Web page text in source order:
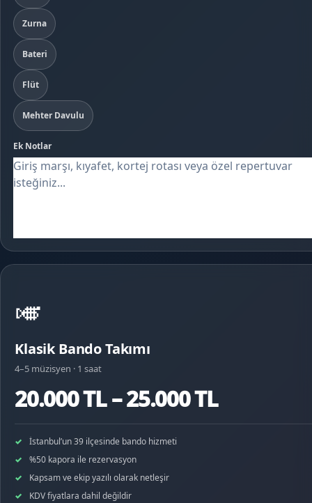
Zurna
Bateri
Flüt
Mehter Davulu
Ek Notlar
🎺
Klasik Bando Takımı
4–5 müzisyen · 1 saat
20.000 TL – 25.000 TL
İstanbul’un 39 ilçesinde bando hizmeti
%50 kapora ile rezervasyon
Kapsam ve ekip yazılı olarak netleşir
KDV fiyatlara dahil değildir